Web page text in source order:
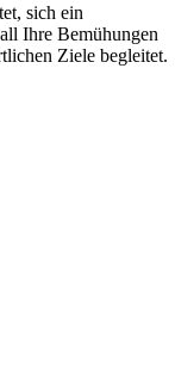
sich ein
Ihre Bemühungen
Ziele begleitet.